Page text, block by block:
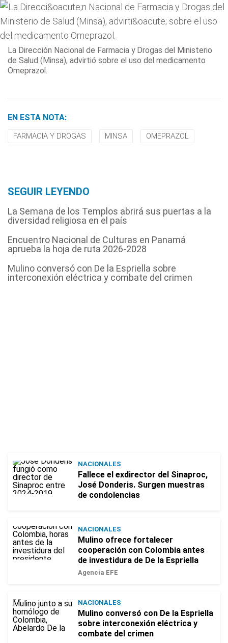
La Dirección Nacional de Farmacia y Drogas del Ministerio
de Salud (Minsa), advirtió sobre el uso del medicamento
Omeprazol.
EN ESTA NOTA:
FARMACIA Y DROGAS MINSA OMEPRAZOL
SEGUIR LEYENDO
La Semana de los Templos abrirá sus puertas a la
diversidad religiosa en el país
Encuentro Nacional de Culturas en Panamá
aprueba la hoja de ruta 2026-2028
Mulino conversó con De la Espriella sobre
interconexión eléctrica y combate del crimen
NACIONALES
Fallece el exdirector del Sinaproc,
José Donderis. Surgen muestras
de condolencias
NACIONALES
Mulino ofrece fortalecer
cooperación con Colombia antes
de investidura de De la Espriella
Agencia EFE
NACIONALES
Mulino conversó con De la Espriella
sobre interconexión eléctrica y
combate del crimen